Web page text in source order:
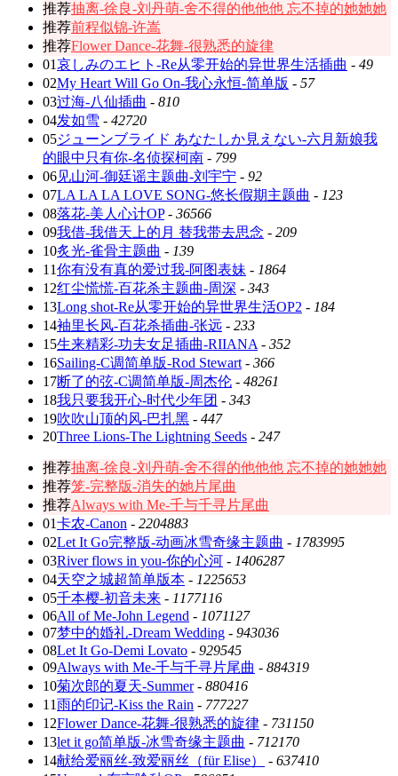
推荐抽离-徐良-刘丹萌-舍不得的他他他 忘不掉的她她她
推荐前程似锦-许嵩
推荐Flower Dance-花舞-很熟悉的旋律
01哀しみのエヒト-Re从零开始的异世界生活插曲 - 49
02My Heart Will Go On-我心永恒-简单版 - 57
03过海-八仙插曲 - 810
04发如雪 - 42720
05ジューンブライド あなたしか見えない-六月新娘我
的眼中只有你-名侦探柯南 - 799
06见山河-御廷谣主题曲-刘宇宁 - 92
07LA LA LA LOVE SONG-悠长假期主题曲 - 123
08落花-美人心计OP- 36566
09我借-我借天上的月 替我带去思念 - 209
10炙光-雀骨主题曲 - 139
11你有没有真的爱过我-阿图表妹 - 1864
12红尘慌慌-百花杀主题曲-周深 - 343
13Long shot-Re从零开始的异世界生活OP2 - 184
14袖里长风-百花杀插曲-张远 - 233
15生来精彩-功夫女足插曲-RIIANA - 352
16Sailing-C调简单版-Rod Stewart - 366
17断了的弦-C调简单版-周杰伦 - 48261
18我只要我开心-时代少年团 - 343
19吹吹山顶的风-巴扎黑 - 447
20Three Lions-The Lightning Seeds - 247
推荐抽离-徐良-刘丹萌-舍不得的他他他 忘不掉的她她她
推荐笼-完整版-消失的她片尾曲
推荐Always with Me-千与千寻片尾曲
01卡农-Canon - 2204883
02Let It Go完整版-动画冰雪奇缘主题曲 - 1783995
03River flows in you-你的心河 - 1406287
04天空之城超简单版本 - 1225653
05千本樱-初音未来 - 1177116
06All of Me-John Legend - 1071127
07梦中的婚礼-Dream Wedding - 943036
08Let It Go-Demi Lovato - 929545
09Always with Me-千与千寻片尾曲 - 884319
10菊次郎的夏天-Summer- 880416
11雨的印记-Kiss the Rain - 777227
12Flower Dance-花舞-很熟悉的旋律 - 731150
13let it go简单版-冰雪奇缘主题曲 - 712170
14献给爱丽丝-致爱丽丝（für Elise） - 637410